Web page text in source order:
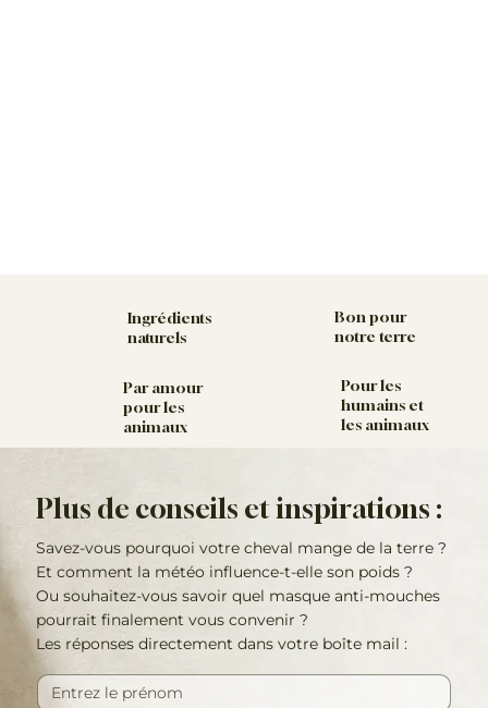
Plus de conseils et inspirations :
Savez-vous pourquoi votre cheval mange de la terre ?
Et comment la météo influence-t-elle son poids ?
Ou souhaitez-vous savoir quel masque anti-mouches
pourrait finalement vous convenir ?
Les réponses directement dans votre boîte mail :
Ingrédients
naturels
Bon pour
notre terre
Par amour
pour les
animaux
Pour les
humains et
les animaux